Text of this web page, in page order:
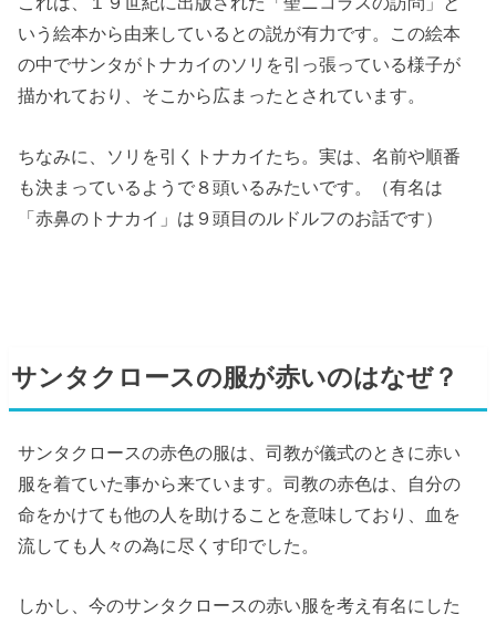
いう絵本から由来しているとの説が有力です。この絵本
の中でサンタがトナカイのソリを引っ張っている様子が
描かれており、そこから広まったとされています。
ちなみに、ソリを引くトナカイたち。実は、名前や順番
も決まっているようで８頭いるみたいです。（有名は
「赤鼻のトナカイ」は９頭目のルドルフのお話です）
サンタクロースの服が赤いのはなぜ？
サンタクロースの赤色の服は、司教が儀式のときに赤い
服を着ていた事から来ています。司教の赤色は、自分の
命をかけても他の人を助けることを意味しており、血を
流しても人々の為に尽くす印でした。
しかし、今のサンタクロースの赤い服を考え有名にした